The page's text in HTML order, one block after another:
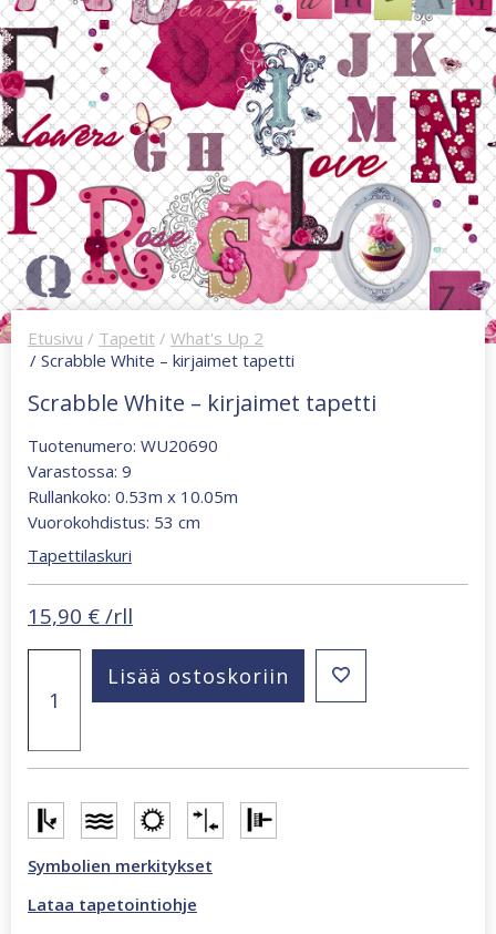
Etusivu / Tapetit / What's Up 2
/ Scrabble White – kirjaimet tapetti
Scrabble White – kirjaimet tapetti
Tuotenumero: WU20690
Varastossa: 9
Rullankoko: 0.53m x 10.05m
Vuorokohdistus: 53 cm
Tapettilaskuri
Alkuperäinen
41,00 €.
15,90 €Nykyinen
on:
15,90 €.
/rll
tapetti
määrä
Lisää ostoskoriin
Symbolien merkitykset
Lataa tapetointiohje